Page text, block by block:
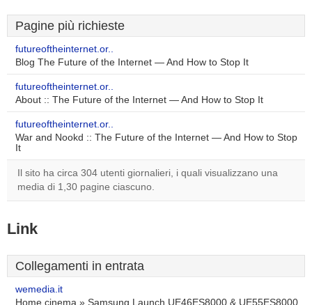
Pagine più richieste
futureoftheinternet.or..
Blog The Future of the Internet — And How to Stop It
futureoftheinternet.or..
About :: The Future of the Internet — And How to Stop It
futureoftheinternet.or..
War and Nookd :: The Future of the Internet — And How to Stop
It
Il sito ha circa 304 utenti giornalieri, i quali visualizzano una
media di 1,30 pagine ciascuno.
Link
Collegamenti in entrata
wemedia.it
Home cinema » Samsung Launch UE46ES8000 & UE55ES8000